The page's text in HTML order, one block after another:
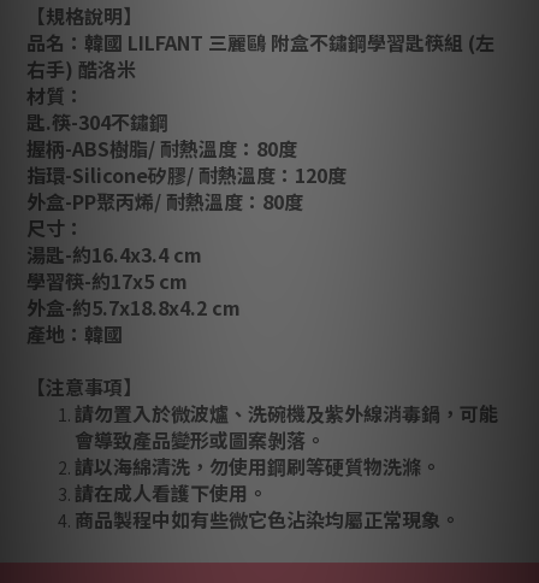
【規格說明】
品名： 韓國 LILFANT 三麗鷗 附盒不鏽鋼學習匙筷組 (左
右手) 酷洛米
材質：
匙.筷-304不鏽鋼
握柄-ABS樹脂/ 耐熱溫度：80度
指環-Silicone矽膠/ 耐熱溫度：120度
外盒-PP聚丙烯/ 耐熱溫度：80度
尺寸：
湯匙-約16.4x3.4 cm
學習筷-約17x5 cm
外盒-約5.7x18.8x4.2 cm
產地：韓國
【注意事項】
請勿置入於微波爐、洗碗機及紫外線消毒鍋，可能
會導致產品變形或圖案剝落。
請以海綿清洗，勿使用鋼刷等硬質物洗滌。
請在成人看護下使用。
商品製程中如有些微它色沾染均屬正常現象。